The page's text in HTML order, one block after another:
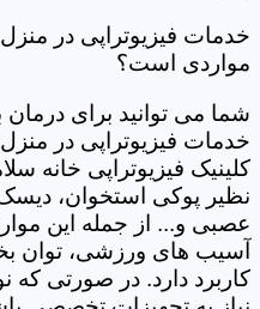
خدمات فیزیوتراپی در
مواردی است؟
شما می توانید برای درمان
خدمات فیزیوتراپی در منزل
کلینیک فیزیوتراپی خانه
نظیر پوکی استخوان،
عصبی و... از جمله این
آسیب های ورزشی، توان
کاربرد دارد. در صورتی که